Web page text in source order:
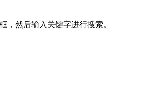
，然后输入关键字进行搜索。